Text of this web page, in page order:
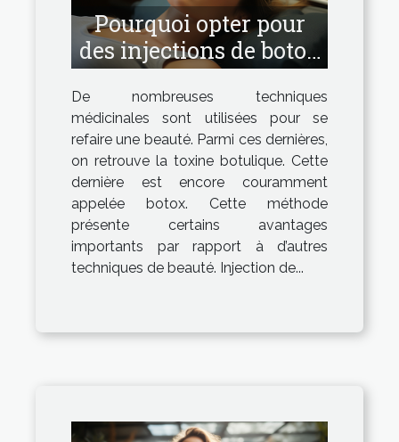
Pourquoi opter pour
des injections de botox
?
De nombreuses techniques
médicinales sont utilisées pour se
refaire une beauté. Parmi ces dernières,
on retrouve la toxine botulique. Cette
dernière est encore couramment
appelée botox. Cette méthode
présente certains avantages
importants par rapport à d’autres
techniques de beauté. Injection de...